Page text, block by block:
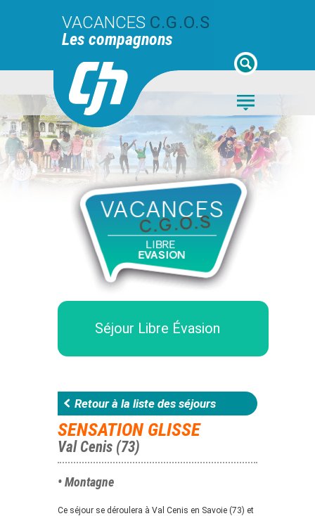
VACANCES C.G.O.S
Les compagnons
Séjour Libre Évasion
Retour à la liste des séjours
SENSATION GLISSE
Val Cenis (73)
• Montagne
Ce séjour se déroulera à Val Cenis en Savoie (73) et